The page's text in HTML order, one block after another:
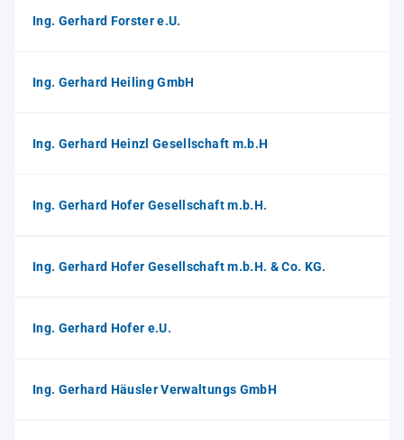
Ing. Gerhard Forster e.U.
Ing. Gerhard Heiling GmbH
Ing. Gerhard Heinzl Gesellschaft m.b.H
Ing. Gerhard Hofer Gesellschaft m.b.H.
Ing. Gerhard Hofer Gesellschaft m.b.H. & Co. KG.
Ing. Gerhard Hofer e.U.
Ing. Gerhard Häusler Verwaltungs GmbH